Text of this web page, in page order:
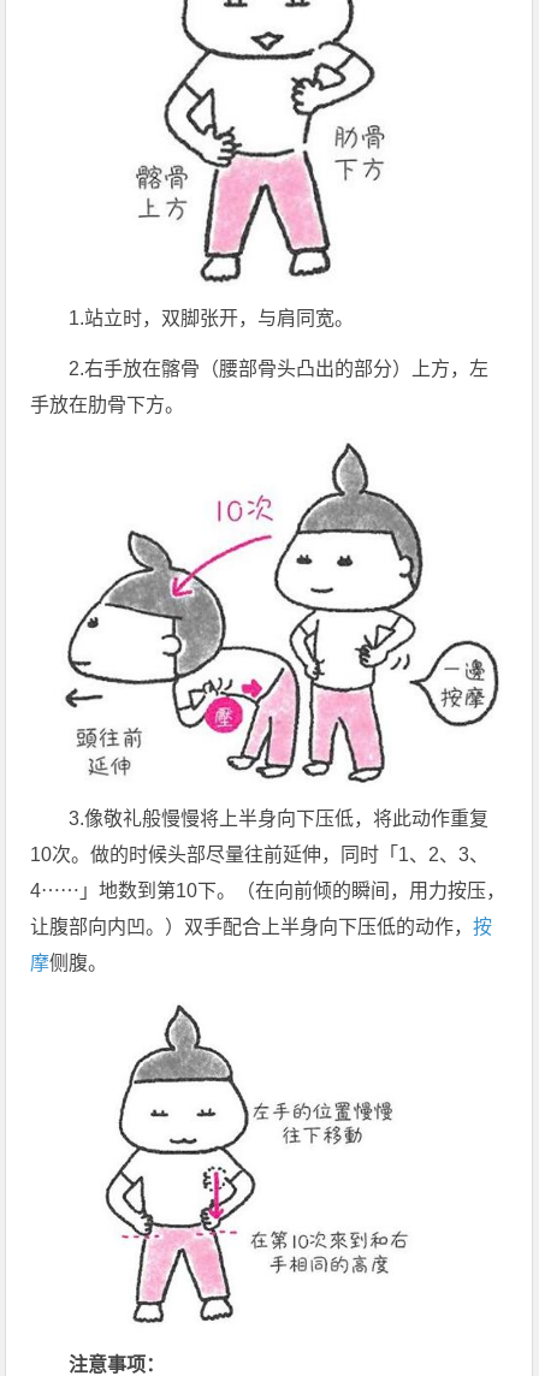
1.站立时，双脚张开，与肩同宽。
2.右手放在髂骨（腰部骨头凸出的部分）上方，左
手放在肋骨下方。
3.像敬礼般慢慢将上半身向下压低，将此动作重复
10次。做的时候头部尽量往前延伸，同时「1、2、3、
4⋯⋯」地数到第10下。（在向前倾的瞬间，用力按压，
让腹部向内凹。）双手配合上半身向下压低的动作，按
摩侧腹。
注意事项：